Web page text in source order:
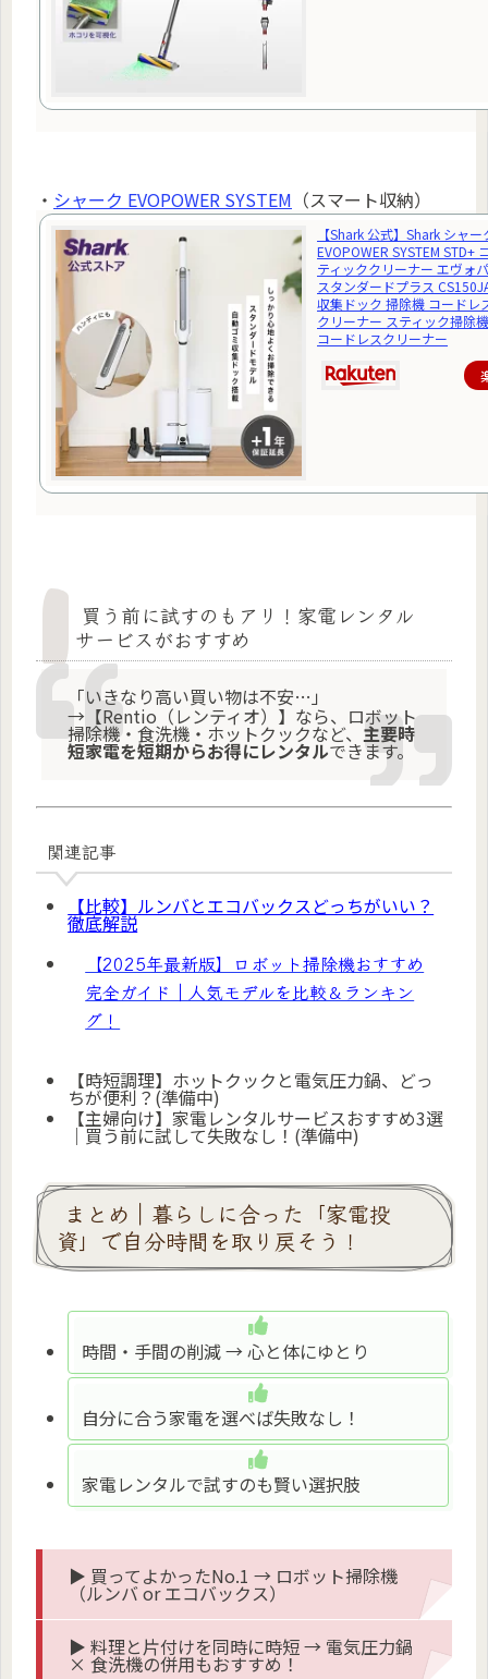
・ シャーク EVOPOWER SYSTEM （スマート収納）
【Shark 公式】Shark シャー
EVOPOWER SYSTEM STD+
ティッククリーナー エヴォ
スタンダードプラス
収集ドック 掃除機 コードレ
クリーナー スティック掃除
コードレスクリーナー
買う前に試すのもアリ！家電レンタル
サービスがおすすめ
「いきなり高い買い物は不安…」
→【Rentio（レンティオ）】なら、ロボット
掃除機・食洗機・ホットクックなど、 主要時
短家電を短期からお得にレンタルできます。
関連記事
【比較】ルンバとエコバックスどっちがいい？
徹底解説
【2025年最新版】ロボット掃除機おすすめ
完全ガイド｜人気モデルを比較＆ランキン
グ！
【時短調理】ホットクックと電気圧力鍋、どっ
ちが便利？(準備中)
【主婦向け】家電レンタルサービスおすすめ3選
｜買う前に試して失敗なし！(準備中)
まとめ｜暮らしに合った「家電投
資」で自分時間を取り戻そう！
時間・手間の削減 → 心と体にゆとり
自分に合う家電を選べば失敗なし！
家電レンタルで試すのも賢い選択肢
▶ 買ってよかったNo.1 → ロボット掃除機
（ルンバ or エコバックス）
▶ 料理と片付けを同時に時短 → 電気圧力鍋
× 食洗機の併用もおすすめ！